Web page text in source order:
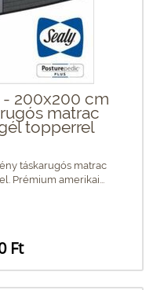
200x200 cm
matrac
topperrel
táskarugós matrac
Prémium amerikai...
Ft